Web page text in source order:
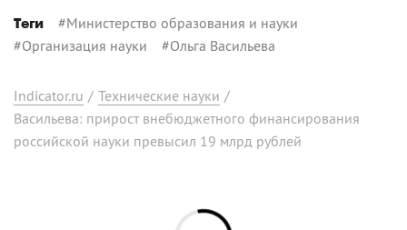
Теги #Министерство образования и науки
#Организация науки #Ольга Васильева
Indicator.ru / Технические науки /
Васильева: прирост внебюджетного финансирования
российской науки превысил 19 млрд рублей